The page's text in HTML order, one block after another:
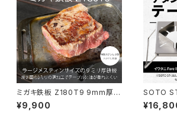
ミガキ鉄板 Z180T9 9mm厚 3
mm溝 トランギア ラージメステ
ィン サイズ ソロ キャンプ用 特
¥9,900
SOTO
s Micro
S01専用